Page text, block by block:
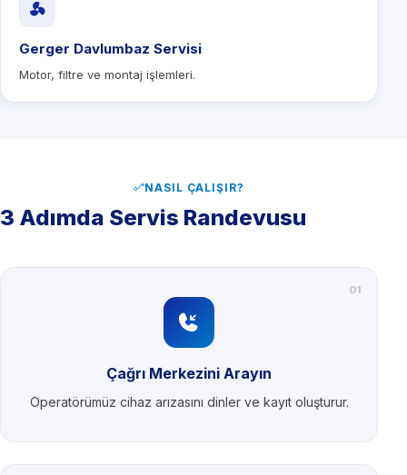
Gerger Davlumbaz Servisi
Motor, filtre ve montaj işlemleri.
NASIL ÇALIŞIR?
3 Adımda Servis Randevusu
01
Çağrı Merkezini Arayın
Operatörümüz cihaz arızasını dinler ve kayıt oluşturur.